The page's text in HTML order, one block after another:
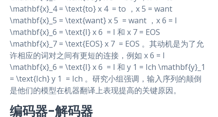
\mathbf{x}_4 = \text{to} x 4 ​ = to ，x 5 = want
\mathbf{x}_5 = \text{want} x 5 ​ = want ，x 6 = I
\mathbf{x}_6 = \text{I} x 6 ​ = I 和 x 7 = EOS
\mathbf{x}_7 = \text{EOS} x 7 ​ = EOS 。其动机是为了允
许相应的词对之间有更短的连接，例如 x 6 = I
\mathbf{x}_6 = \text{I} x 6 ​ = I 和 y 1 = Ich \mathbf{y}_1
= \text{Ich} y 1 ​ = Ich 。研究小组强调，输入序列的颠倒
是他们的模型在机器翻译上表现提高的关键原因。
编码器-解码器